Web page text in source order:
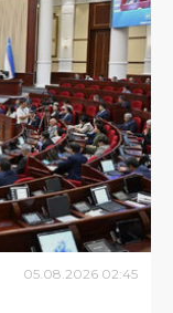
05.08.2026 02:45